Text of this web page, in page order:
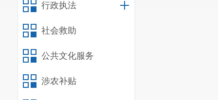
行政执法
社会救助
公共文化服务
涉农补贴